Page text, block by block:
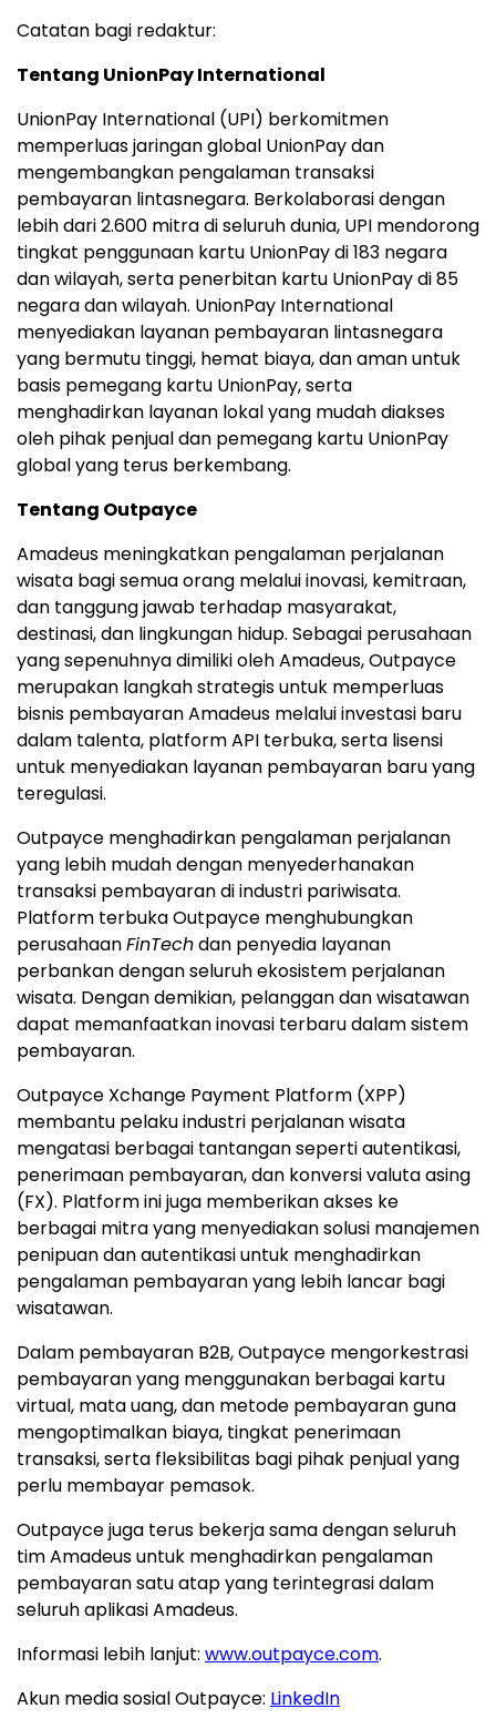
Catatan bagi redaktur:
Tentang UnionPay International
UnionPay International (UPI) berkomitmen
memperluas jaringan global UnionPay dan
mengembangkan pengalaman transaksi
pembayaran lintasnegara. Berkolaborasi dengan
lebih dari 2.600 mitra di seluruh dunia, UPI mendorong
tingkat penggunaan kartu UnionPay di 183 negara
dan wilayah, serta penerbitan kartu UnionPay di 85
negara dan wilayah. UnionPay International
menyediakan layanan pembayaran lintasnegara
yang bermutu tinggi, hemat biaya, dan aman untuk
basis pemegang kartu UnionPay, serta
menghadirkan layanan lokal yang mudah diakses
oleh pihak penjual dan pemegang kartu UnionPay
global yang terus berkembang.
Tentang Outpayce
Amadeus meningkatkan pengalaman perjalanan
wisata bagi semua orang melalui inovasi, kemitraan,
dan tanggung jawab terhadap masyarakat,
destinasi, dan lingkungan hidup. Sebagai perusahaan
yang sepenuhnya dimiliki oleh Amadeus, Outpayce
merupakan langkah strategis untuk memperluas
bisnis pembayaran Amadeus melalui investasi baru
dalam talenta, platform API terbuka, serta lisensi
untuk menyediakan layanan pembayaran baru yang
teregulasi.
Outpayce menghadirkan pengalaman perjalanan
yang lebih mudah dengan menyederhanakan
transaksi pembayaran di industri pariwisata.
Platform terbuka Outpayce menghubungkan
perusahaanFinTechdan penyedia layanan
perbankan dengan seluruh ekosistem perjalanan
wisata. Dengan demikian, pelanggan dan wisatawan
dapat memanfaatkan inovasi terbaru dalam sistem
pembayaran.
Outpayce Xchange Payment Platform (XPP)
membantu pelaku industri perjalanan wisata
mengatasi berbagai tantangan seperti autentikasi,
penerimaan pembayaran, dan konversi valuta asing
(FX). Platform ini juga memberikan akses ke
berbagai mitra yang menyediakan solusi manajemen
penipuan dan autentikasi untuk menghadirkan
pengalaman pembayaran yang lebih lancar bagi
wisatawan.
Dalam pembayaran B2B, Outpayce mengorkestrasi
pembayaran yang menggunakan berbagai kartu
virtual, mata uang, dan metode pembayaran guna
mengoptimalkan biaya, tingkat penerimaan
transaksi, serta fleksibilitas bagi pihak penjual yang
perlu membayar pemasok.
Outpayce juga terus bekerja sama dengan seluruh
tim Amadeus untuk menghadirkan pengalaman
pembayaran satu atap yang terintegrasi dalam
seluruh aplikasi Amadeus.
Informasi lebih lanjut: www.outpayce.com.
Akun media sosial Outpayce: LinkedIn